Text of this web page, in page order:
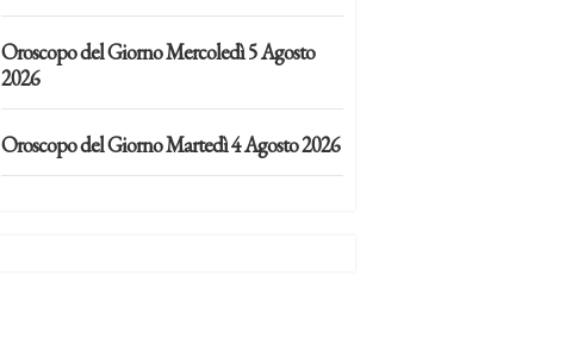
Oroscopo del Giorno Mercoledì 5 Agosto
2026
Oroscopo del Giorno Martedì 4 Agosto 2026